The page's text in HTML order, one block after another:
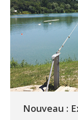
Nouveau :